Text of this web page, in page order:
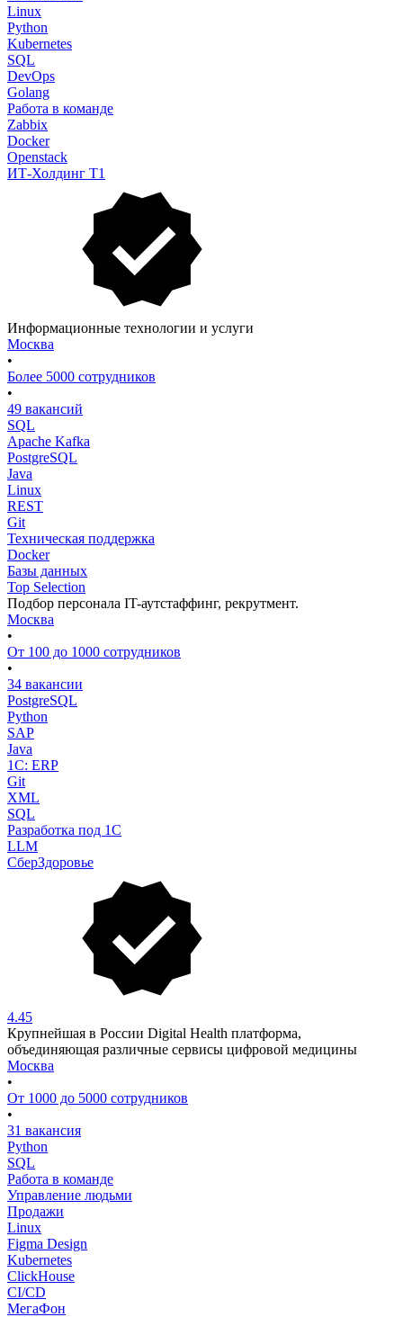
Linux
Python
Kubernetes
SQL
DevOps
Golang
Работа в команде
Zabbix
Docker
Openstack
ИТ-Холдинг Т1
Информационные технологии и услуги
Москва
•
Более 5000 сотрудников
•
49 вакансий
SQL
Apache Kafka
PostgreSQL
Java
Linux
REST
Git
Техническая поддержка
Docker
Базы данных
Top Selection
Подбор персонала IT-аутстаффинг, рекрутмент.
Москва
•
От 100 до 1000 сотрудников
•
34 вакансии
PostgreSQL
Python
SAP
Java
1C: ERP
Git
XML
SQL
Разработка под 1С
LLM
СберЗдоровье
4.45
Крупнейшая в России Digital Health платформа,
объединяющая различные сервисы цифровой медицины
Москва
•
От 1000 до 5000 сотрудников
•
31 вакансия
Python
SQL
Работа в команде
Управление людьми
Продажи
Linux
Figma Design
Kubernetes
ClickHouse
CI/CD
МегаФон